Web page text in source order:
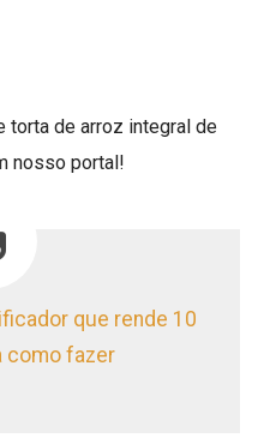
torta de arroz integral de
nosso portal!
que rende 10
como fazer